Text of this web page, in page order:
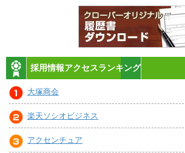
採用情報アクセスランキング
大塚商会
楽天ソシオビジネス
アクセンチュア